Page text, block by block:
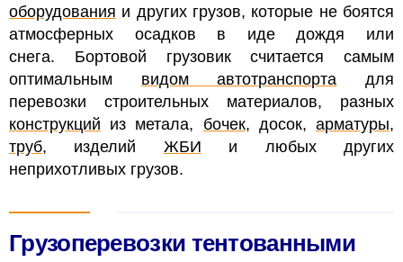
оборудования и других грузов, которые не боятся
атмосферных осадков в иде дождя или
снега. Бортовой грузовик считается самым
оптимальным видом автотранспорта для
перевозки строительных материалов, разных
конструкций из метала, бочек, досок,арматуры,
труб, изделий ЖБИ и любых других
неприхотливых грузов.
Грузоперевозки тентованными